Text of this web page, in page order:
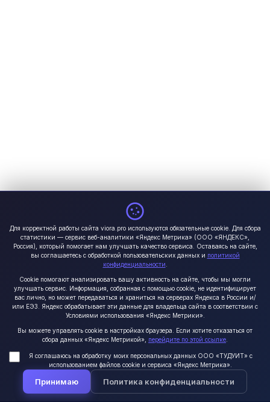
Для корректной работы сайта viora.pro используются обязательные cookie. Для сбора
статистики — сервис веб-аналитики «Яндекс Метрика» (ООО «ЯНДЕКС»,
Россия), который помогает нам улучшать качество сервиса. Оставаясь на сайте,
вы соглашаетесь с обработкой пользовательских данных и политикой
конфиденциальности
Cookie помогают анализировать вашу активность на сайте, чтобы мы могли
улучшать сервис. Информация, собранная с помощью cookie, не идентифицирует
вас лично, но может передаваться и храниться на серверах Яндекса в России и/
или ЕЭЗ. Яндекс обрабатывает эти данные для владельца сайта в соответствии с
Условиями использования «Яндекс Метрики».
Вы можете управлять cookie в настройках браузера. Если хотите отказаться от
сбора данных «Яндекс Метрикой», перейдите по этой ссылке
Я соглашаюсь на обработку моих персональных данных ООО «ТУДУИТ» с
использованием файлов cookie и сервиса «Яндекс Метрика».
Принимаю Политика конфиденциальности
Мы на связи!